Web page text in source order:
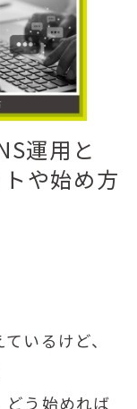
運用と
や始め方
いるけど、
どう始めれば